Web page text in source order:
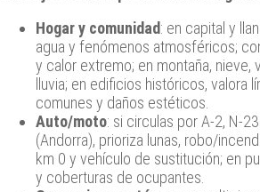
Hogar y comunidad: en capital y
agua y fenómenos atmosféricos;
y calor extremo; en montaña, nieve,
lluvia; en edificios históricos, valora
comunes y daños estéticos.
Auto/moto: si circulas por A‑2,
(Andorra), prioriza lunas, robo/
km 0 y vehículo de sustitución; en
y coberturas de ocupantes.